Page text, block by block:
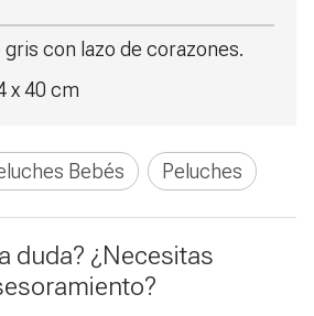
gris con lazo de corazones.
x 40 cm
Bebés Peluches
duda? ¿Necesitas